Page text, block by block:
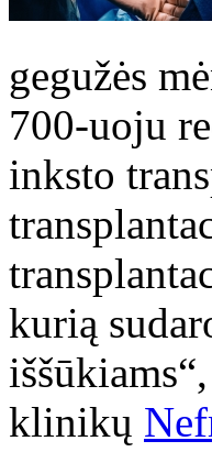
gegužės
700-uoju
inksto
kurią
klinikų